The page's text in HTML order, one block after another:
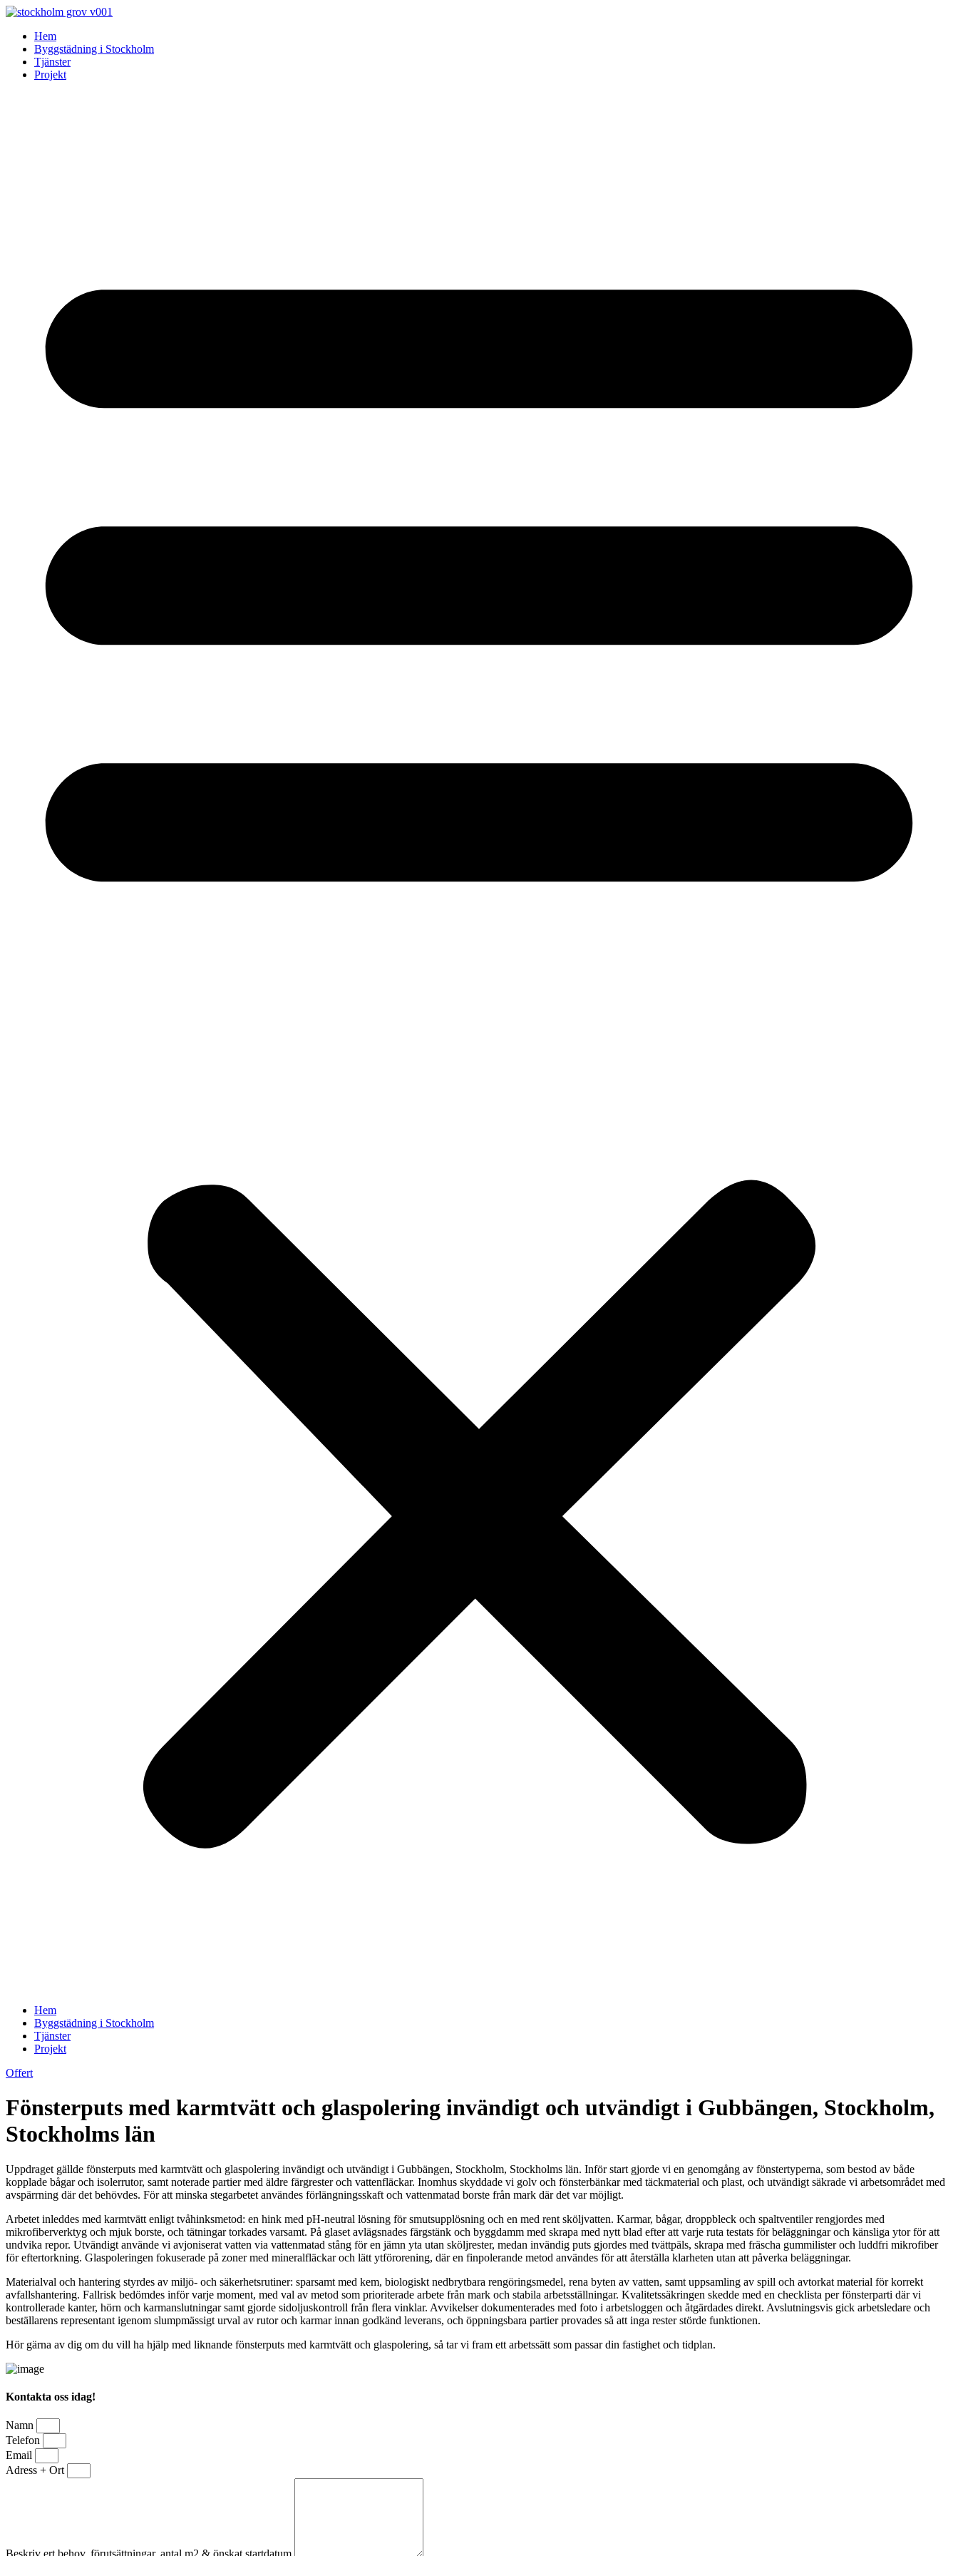
Skip
contentHem
Byggstädning i Stockholm
Tjänster
Projekt
Hem
Byggstädning i Stockholm
Tjänster
Projekt
Offert
Fönsterputs med karmtvätt och glaspolering invändigt och utvändigt i Gubbängen, Stockholm,
Stockholms län
Uppdraget gällde fönsterputs med karmtvätt och glaspolering invändigt och utvändigt i Gubbängen, Stockholm, Stockholms län. Inför start gjorde vi en genomgång av fönstertyperna, som bestod av både
kopplade bågar och isolerrutor, samt noterade partier med äldre färgrester och vattenfläckar. Inomhus skyddade vi golv och fönsterbänkar med täckmaterial och plast, och utvändigt säkrade vi arbetsområdet med
avspärrning där det behövdes. För att minska stegarbetet användes förlängningsskaft och vattenmatad borste från mark där det var möjligt.
Arbetet inleddes med karmtvätt enligt tvåhinksmetod: en hink med pH-neutral lösning för smutsupplösning och en med rent sköljvatten. Karmar, bågar, droppbleck och spaltventiler rengjordes med
mikrofiberverktyg och mjuk borste, och tätningar torkades varsamt. På glaset avlägsnades färgstänk och byggdamm med skrapa med nytt blad efter att varje ruta testats för beläggningar och känsliga ytor för att
undvika repor. Utvändigt använde vi avjoniserat vatten via vattenmatad stång för en jämn yta utan sköljrester, medan invändig puts gjordes med tvättpäls, skrapa med fräscha gummilister och luddfri mikrofiber
för eftertorkning. Glaspoleringen fokuserade på zoner med mineralfläckar och lätt ytförorening, där en finpolerande metod användes för att återställa klarheten utan att påverka beläggningar.
Materialval och hantering styrdes av miljö- och säkerhetsrutiner: sparsamt med kem, biologiskt nedbrytbara rengöringsmedel, rena byten av vatten, samt uppsamling av spill och avtorkat material för korrekt
avfallshantering. Fallrisk bedömdes inför varje moment, med val av metod som prioriterade arbete från mark och stabila arbetsställningar. Kvalitetssäkringen skedde med en checklista per fönsterparti där vi
kontrollerade kanter, hörn och karmanslutningar samt gjorde sidoljuskontroll från flera vinklar. Avvikelser dokumenterades med foto i arbetsloggen och åtgärdades direkt. Avslutningsvis gick arbetsledare och
beställarens representant igenom slumpmässigt urval av rutor och karmar innan godkänd leverans, och öppningsbara partier provades så att inga rester störde funktionen.
Hör gärna av dig om du vill ha hjälp med liknande fönsterputs med karmtvätt och glaspolering, så tar vi fram ett arbetssätt som passar din fastighet och tidplan.
Kontakta oss idag!
Namn
Telefon
Email
Adress + Ort